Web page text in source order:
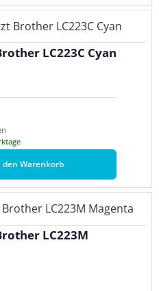
LC223C Cyan
den Warenkorb
LC223M